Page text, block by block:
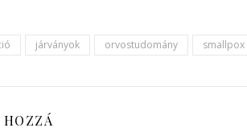
járványok orvostudomány smallpox
HOZZÁ